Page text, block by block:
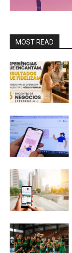
MOST READ